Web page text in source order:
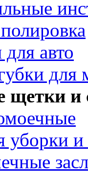
авто
для
щетки и
уборки